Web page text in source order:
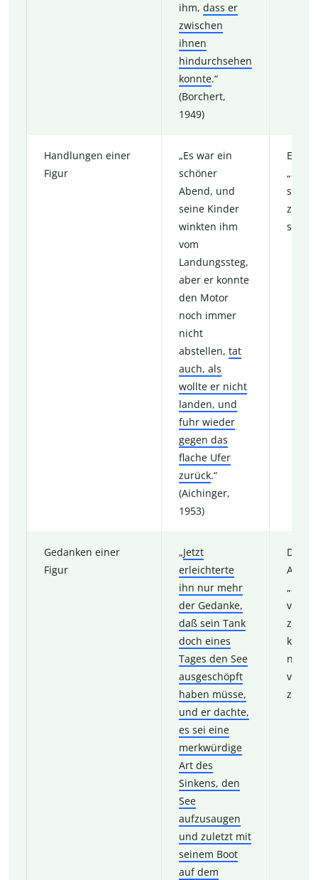
ihm, dass er
zwischen
ihnen
hindurchsehen
konnte.“
(Borchert,
1949)
Handlungen einer
Figur
„Es war ein
schöner
Abend, und
seine Kinder
winkten ihm
vom
Landungssteg,
aber er konnte
den Motor
noch immer
nicht
abstellen, tat
auch, als
wollte er nicht
landen, und
fuhr wieder
gegen das
flache Ufer
zurück.“
(Aichinger,
1953)
Ein
stolz,
sein
Gedanken einer
Figur
„Jetzt
erleichterte
ihn nur mehr
der Gedanke,
daß sein Tank
doch eines
Tages den See
ausgeschöpft
haben müsse,
und er dachte,
es sei eine
merkwürdige
Art des
Sinkens, den
See
aufzusaugen
und zuletzt mit
seinem Boot
auf dem
Der
zu
kann
noch
zu